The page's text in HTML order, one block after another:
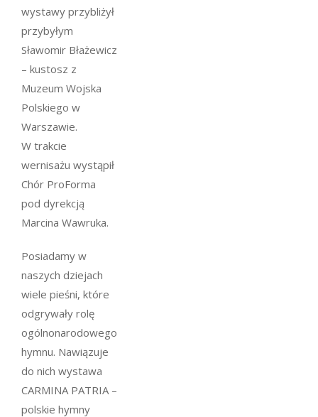
wystawy przybliżył
przybyłym
Sławomir Błażewicz
– kustosz z
Muzeum Wojska
Polskiego w
Warszawie.
W trakcie
wernisażu wystąpił
Chór ProForma
pod dyrekcją
Marcina Wawruka.
Posiadamy w
naszych dziejach
wiele pieśni, które
odgrywały rolę
ogólnonarodowego
hymnu. Nawiązuje
do nich wystawa
CARMINA PATRIA –
polskie hymny